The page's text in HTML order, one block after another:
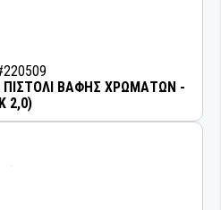
ΠΙΣΤΟΛΙ ΒΑΦΗΣ ΧΡΩΜΑΤΩΝ -
2,0)